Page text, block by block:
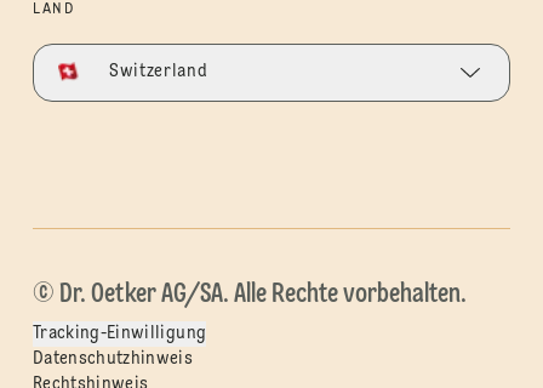
LAND
Switzerland
© Dr. Oetker AG/SA. Alle Rechte vorbehalten.
Tracking-Einwilligung
Datenschutzhinweis
Rechtshinweis